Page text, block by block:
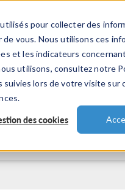
pour collecter des
vous. Nous utilisons ces
et les indicateurs
utilisons, consultez notre
lors de votre visite sur
des cookies
INDUSTRIES